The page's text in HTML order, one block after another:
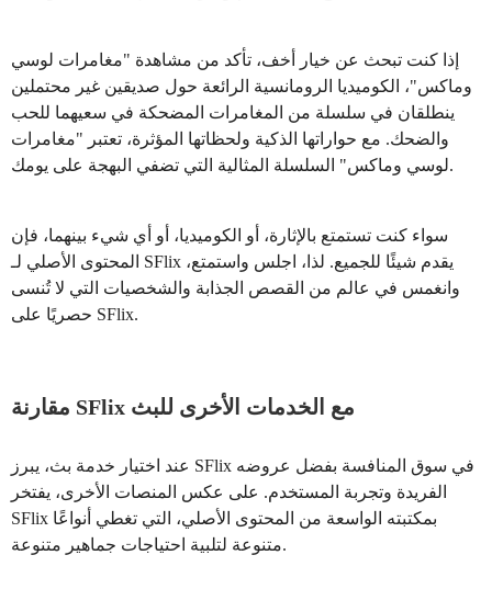
إذا كنت تبحث عن خيار أخف، تأكد من مشاهدة "مغامرات لوسي
وماكس"، الكوميديا الرومانسية الرائعة حول صديقين غير محتملين
ينطلقان في سلسلة من المغامرات المضحكة في سعيهما للحب
والضحك. مع حواراتها الذكية ولحظاتها المؤثرة، تعتبر "مغامرات
لوسي وماكس" السلسلة المثالية التي تضفي البهجة على يومك.
سواء كنت تستمتع بالإثارة، أو الكوميديا، أو أي شيء بينهما، فإن
المحتوى الأصلي لـ SFlix يقدم شيئًا للجميع. لذا، اجلس واستمتع،
وانغمس في عالم من القصص الجذابة والشخصيات التي لا تُنسى
حصريًا على SFlix.
مقارنة SFlix مع الخدمات الأخرى للبث
عند اختيار خدمة بث، يبرز SFlix في سوق المنافسة بفضل عروضه
الفريدة وتجربة المستخدم. على عكس المنصات الأخرى، يفتخر
SFlix بمكتبته الواسعة من المحتوى الأصلي، التي تغطي أنواعًا
متنوعة لتلبية احتياجات جماهير متنوعة.